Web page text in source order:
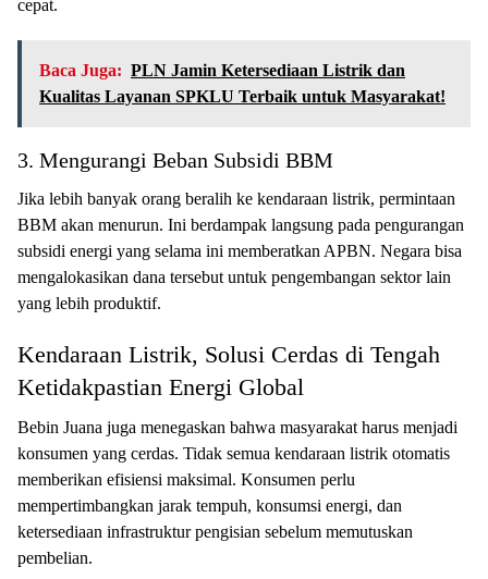
cepat.
Baca Juga: PLN Jamin Ketersediaan Listrik dan
Kualitas Layanan SPKLU Terbaik untuk Masyarakat!
3. Mengurangi Beban Subsidi BBM
Jika lebih banyak orang beralih ke kendaraan listrik, permintaan
BBM akan menurun. Ini berdampak langsung pada pengurangan
subsidi energi yang selama ini memberatkan APBN. Negara bisa
mengalokasikan dana tersebut untuk pengembangan sektor lain
yang lebih produktif.
Kendaraan Listrik, Solusi Cerdas di Tengah
Ketidakpastian Energi Global
Bebin Juana juga menegaskan bahwa masyarakat harus menjadi
konsumen yang cerdas. Tidak semua kendaraan listrik otomatis
memberikan efisiensi maksimal. Konsumen perlu
mempertimbangkan jarak tempuh, konsumsi energi, dan
ketersediaan infrastruktur pengisian sebelum memutuskan
pembelian.